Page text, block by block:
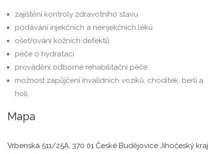
zajištění kontroly zdravotního stavu
podávání injekčních a neinjekčních léků
ošetřování kožních defektů
péče o hydrataci
provádění odborné rehabilitační péče
možnost zapůjčení invalidních vozíků, chodítek, berlí a
holí.
Mapa
Vrbenská 511/25A, 370 01 České Budějovice Jihočeský kraj